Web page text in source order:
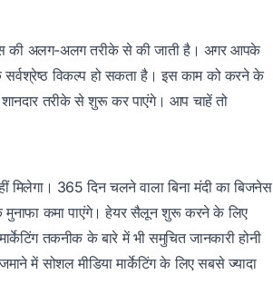
की अलग-अलग तरीके से की जाती है। अगर आपके
विकल्प हो सकता है। इस काम को करने के
तरीके से शुरू कर पाएंगे। आप चाहें तो
365 दिन चलने वाला बिना मंदी का बिजनेस
मुनाफा कमा पाएंगे। हेयर सैलून शुरू करने के लिए
तकनीक के बारे में भी समुचित जानकारी होनी
में सोशल मीडिया मार्केटिंग के लिए सबसे ज्यादा